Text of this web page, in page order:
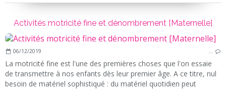
Activités motricité fine et dénombrement [Maternelle]
06/12/2019 …
La motricité fine est l'une des premières choses que l'on essaie
de transmettre à nos enfants dès leur premier âge. A ce titre, nul
besoin de matériel sophistiqué : du matériel quotidien peut